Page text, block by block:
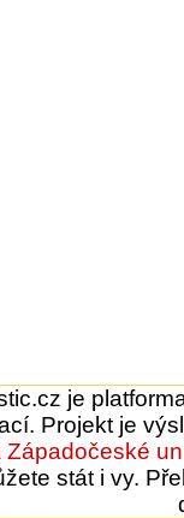
je
Projekt je
Západočeské
stát i vy.